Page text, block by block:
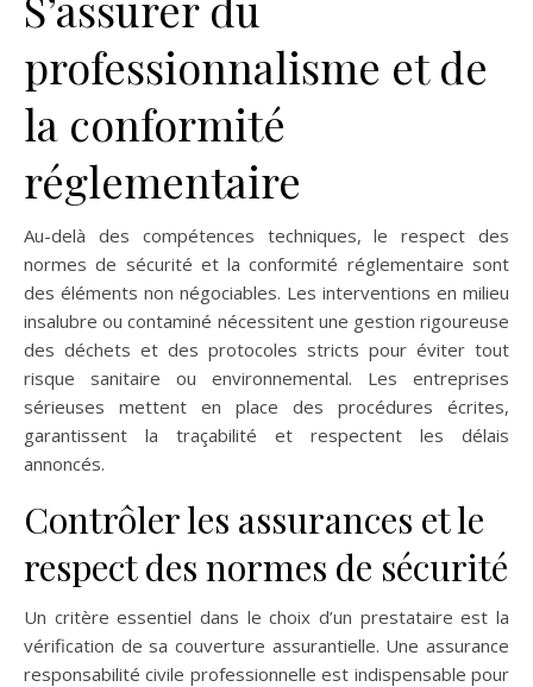
professionnalisme et de
la conformité
réglementaire
Au-delà des compétences techniques, le respect des
normes de sécurité et la conformité réglementaire sont
des éléments non négociables. Les interventions en milieu
insalubre ou contaminé nécessitent une gestion rigoureuse
des déchets et des protocoles stricts pour éviter tout
risque sanitaire ou environnemental. Les entreprises
sérieuses mettent en place des procédures écrites,
garantissent la traçabilité et respectent les délais
annoncés.
Contrôler les assurances et le
respect des normes de sécurité
Un critère essentiel dans le choix d’un prestataire est la
vérification de sa couverture assurantielle. Une assurance
responsabilité civile professionnelle est indispensable pour